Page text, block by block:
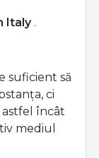
Italy.
suficient să
ci
încât
mediul